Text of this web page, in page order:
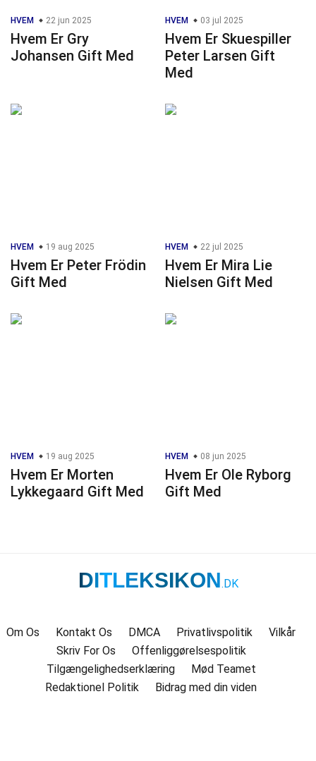
HVEM 22 jun 2025
Hvem Er Gry
Johansen Gift Med
HVEM 03 jul 2025
Hvem Er Skuespiller
Peter Larsen Gift
Med
HVEM 19 aug 2025
Hvem Er Peter Frödin
Gift Med
HVEM 22 jul 2025
Hvem Er Mira Lie
Nielsen Gift Med
HVEM 19 aug 2025
Hvem Er Morten
Lykkegaard Gift Med
HVEM 08 jun 2025
Hvem Er Ole Ryborg
Gift Med
DITLEKSIKON.DK
Om Os Kontakt Os DMCA Privatlivspolitik
Vilkår
Skriv For Os
Offenliggørelsespolitik
Tilgængelighedserklæring
Mød Teamet
Redaktionel Politik
Bidrag med din viden